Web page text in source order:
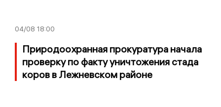
04/08 18:00
Природоохранная прокуратура начала
проверку по факту уничтожения стада
коров в Лежневском районе